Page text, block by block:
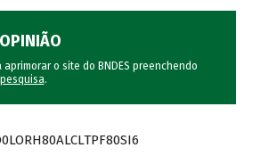
o site do BNDES preenchendo
pesquisa.